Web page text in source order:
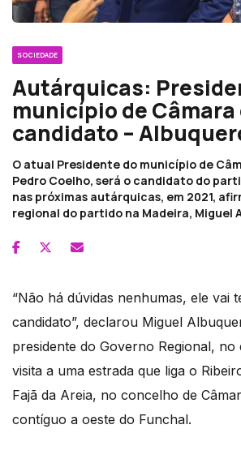
SOCIEDADE
Autárquicas:
município de Câmara
candidato –
O atual Presidente do município de
Pedro Coelho, será o candidato do
nas próximas autárquicas, em 2021,
regional do partido na Madeira, Miguel
“Não há dúvidas nenhumas, ele vai
candidato”, declarou Miguel
presidente do Governo Regional,
visita a uma estrada que liga o
Fajã da Areia, no concelho de
contíguo a oeste do Funchal.